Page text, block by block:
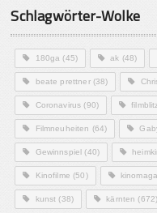
Schlagwörter-Wolke
180ga (45) ak (48)
beate prettner(38)
Coronavirus (90)
Filmneuheiten (64)
Gewinnspiel (40)
Kinofilme (50)
kunst (38) kärnten (672)